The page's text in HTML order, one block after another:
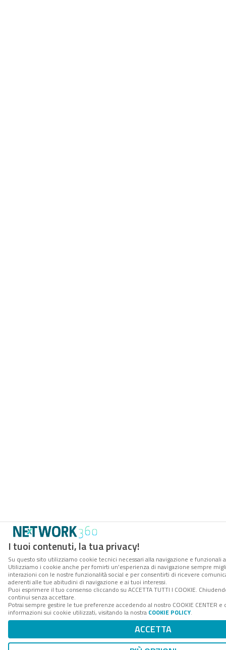
I tuoi contenuti, la tua privacy!
Su questo sito utilizziamo cookie tecnici necessari alla navigazione e funzionali
Utilizziamo i cookie anche per fornirti un’esperienza di navigazione sempre
interazioni con le nostre funzionalità social e per consentirti di ricevere
aderenti alle tue abitudini di navigazione e ai tuoi interessi.
Puoi esprimere il tuo consenso cliccando su ACCETTA TUTTI I COOKIE.
continui senza accettare.
Potrai sempre gestire le tue preferenze accedendo al nostro COOKIE CENTER
informazioni sui cookie utilizzati, visitando la nostra COOKIE POLICY.
ACCETTA